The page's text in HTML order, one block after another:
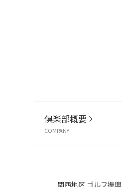
倶楽部概要
COMPANY
関西地区 ゴルフ振興